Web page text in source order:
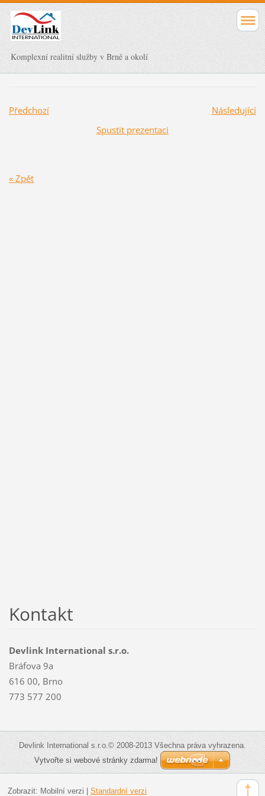
Komplexní realitní služby v Brně a okolí
Předchozí
Následující
Spustit prezentaci
« Zpět
Kontakt
Devlink International s.r.o.
Bráfova 9a
616 00, Brno
773 577 200
Devlink International s.r.o.© 2008-2013 Všechna práva vyhrazena.
Vytvořte si webové stránky zdarma!
Zobrazit: Mobilní verzi Standardní verzi